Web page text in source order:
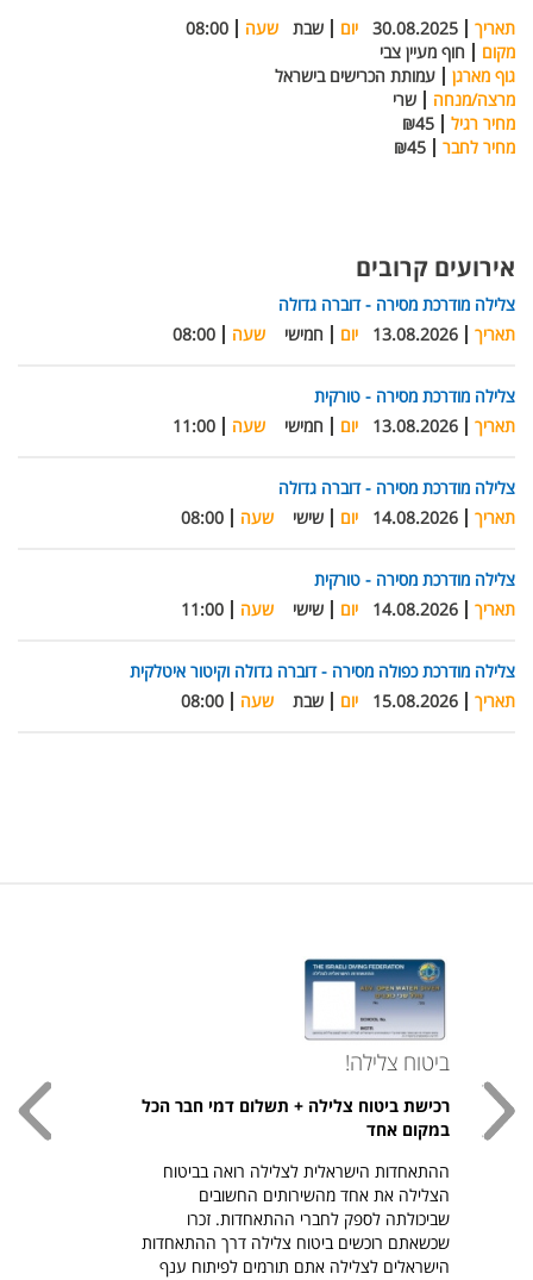
תאריך
30.08.2025 יום שבת שעה
08:00
מקום
חוף מעיין צבי
גוף מארגן
עמותת הכרישים בישראל
מרצה/מנחה
שרי
מחיר רגיל
₪45
מחיר לחבר
₪45
אירועים קרובים
צלילה מודרכת מסירה - דוברה גדולה
תאריך
13.08.2026 יום חמישי שעה 08:00
צלילה מודרכת מסירה - טורקית
תאריך
13.08.2026 יום חמישי שעה 11:00
צלילה מודרכת מסירה - דוברה גדולה
תאריך
14.08.2026 יום שישי שעה 08:00
צלילה מודרכת מסירה - טורקית
תאריך
14.08.2026 יום שישי שעה 11:00
צלילה מודרכת כפולה מסירה - דוברה גדולה וקיטור איטלקית
תאריך
15.08.2026 יום שבת שעה 08:00
ביטוח צלילה!
רכישת ביטוח צלילה + תשלום דמי חבר הכל
במקום אחד
ההתאחדות הישראלית לצלילה רואה בביטוח
הצלילה את אחד מהשירותים החשובים
שביכולתה לספק לחברי ההתאחדות. זכרו
שכשאתם רוכשים ביטוח צלילה דרך ההתאחדות
הישראלים לצלילה אתם תורמים לפיתוח ענף